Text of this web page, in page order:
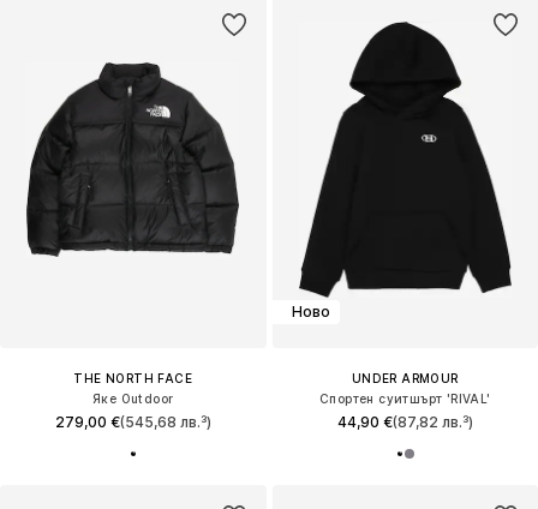
THE NORTH FACE
Яке Outdoor
279,00 €(545,68 лв.³)
Ново
UNDER ARMOUR
Спортен суитшърт 'RIVAL'
44,90 €(87,82 лв.³)